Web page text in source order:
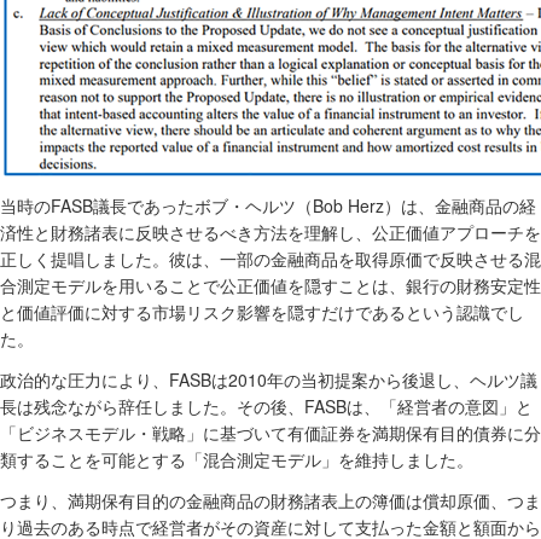
当時のFASB議長であったボブ・ヘルツ（ Bob Herz）は、金融商品の経
済性と財務諸表に反映させるべき方法を理解し、公正価値アプローチを
正しく提唱しました。彼は、一部の金融商品を取得原価で反映させる混
合測定モデルを用いることで公正価値を隠すことは、銀行の財務安定性
と価値評価に対する市場リスク影響を隠すだけであるという認識でし
た。
政治的な圧力により、 FASBは2010年の当初提案から後退し、ヘルツ議
長は残念ながら辞任しました。その後、 FASBは、「経営者の意図」と
「ビジネスモデル・戦略」に基づいて有価証券を満期保有目的債券に分
類することを可能とする「混合測定モデル」を維持しました。
つまり、満期保有目的の金融商品の財務諸表上の簿価は償却原価、つま
り過去のある時点で経営者がその資産に対して支払った金額と額面から